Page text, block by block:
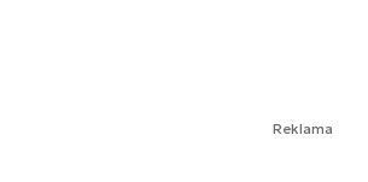
Reklama